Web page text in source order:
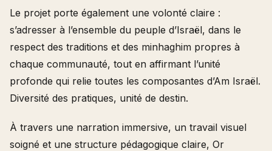
Le projet porte également une volonté claire :
s’adresser à l’ensemble du peuple d’Israël, dans le
respect des traditions et des minhaghim propres à
chaque communauté, tout en affirmant l’unité
profonde qui relie toutes les composantes d’Am Israël.
Diversité des pratiques, unité de destin.
À travers une narration immersive, un travail visuel
soigné et une structure pédagogique claire, Or